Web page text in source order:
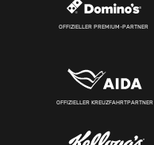
OFFIZIELLER PREMIUM-PARTNER
OFFIZIELLER KREUZFAHRTPARTNER